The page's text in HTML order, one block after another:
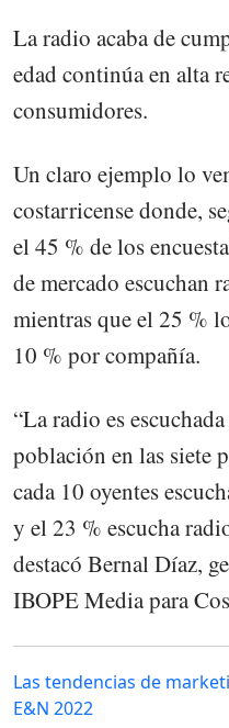
La radio acaba de
edad continúa en alta
consumidores.
Un claro ejemplo lo
costarricense donde,
el 45 % de los
de mercado escuchan
mientras que el 25 %
10 % por compañía.
“La radio es
población en las siete
cada 10 oyentes
y el 23 % escucha
destacó Bernal Díaz,
IBOPE Media para
Las tendencias de
E&N 2022